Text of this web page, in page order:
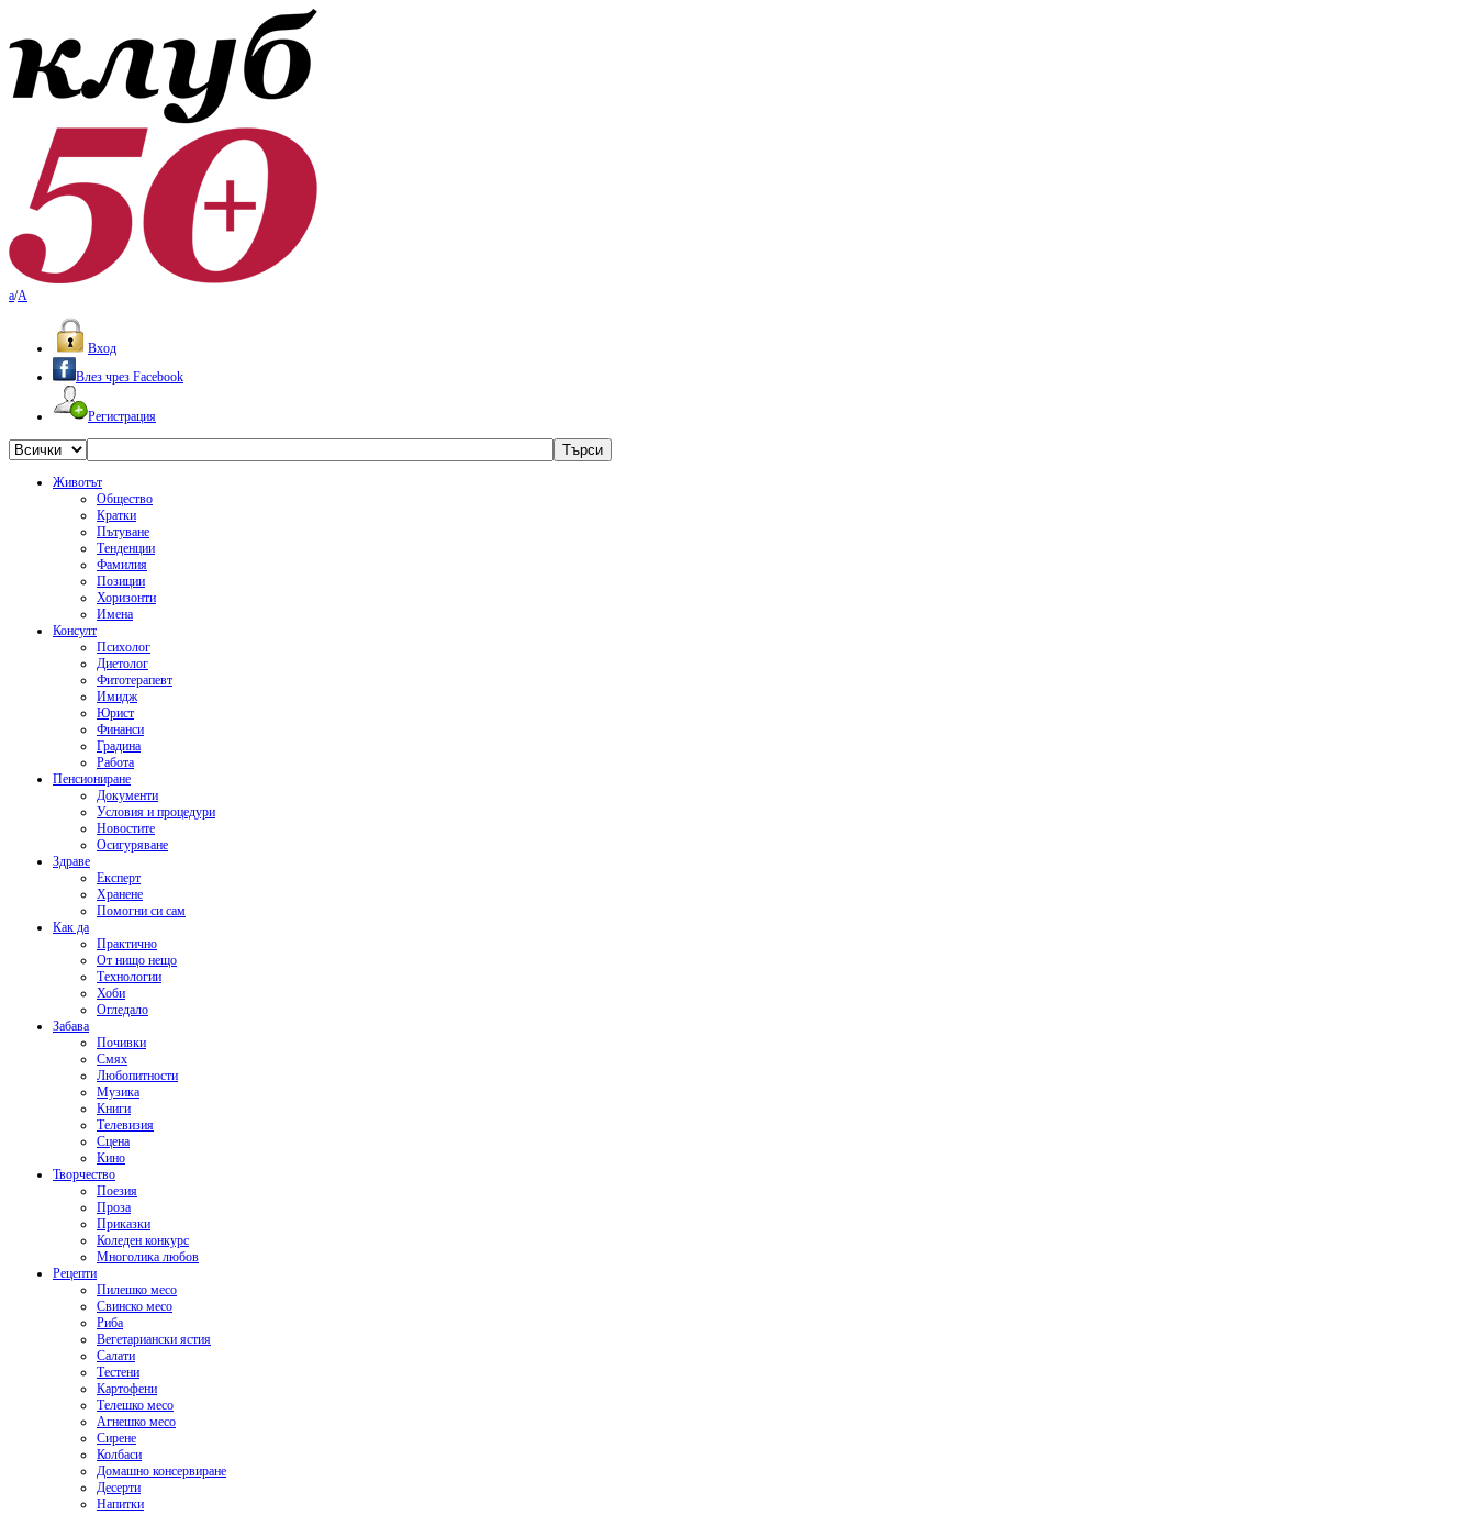
a/A
Вход
Влез чрез Facebook
Регистрация
Животът
Общество
Кратки
Пътуване
Тенденции
Фамилия
Позиции
Хоризонти
Имена
Консулт
Психолог
Диетолог
Фитотерапевт
Имидж
Юрист
Финанси
Градина
Работа
Пенсиониране
Документи
Условия и процедури
Новостите
Осигуряване
Здраве
Експерт
Хранене
Помогни си сам
Как да
Практично
От нищо нещо
Технологии
Хоби
Огледало
Забава
Почивки
Смях
Любопитности
Музика
Книги
Телевизия
Сцена
Кино
Творчество
Поезия
Проза
Приказки
Коледен конкурс
Многолика любов
Рецепти
Пилешко месо
Свинско месо
Риба
Вегетариански ястия
Салати
Тестени
Картофени
Телешко месо
Агнешко месо
Сирене
Колбаси
Домашно консервиране
Десерти
Напитки